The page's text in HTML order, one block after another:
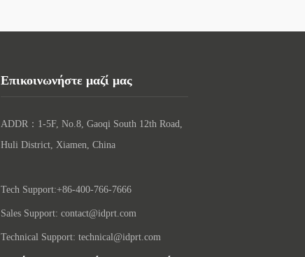
Επικοινωνήστε μαζί μας
ADDR：1-5F, No.8, Gaoqi South 12th Road,
Huli District, Xiamen, China
Tech Support:+86-400-766-7666
Sales Support: contact@idprt.com
Technical Support: technical@idprt.com